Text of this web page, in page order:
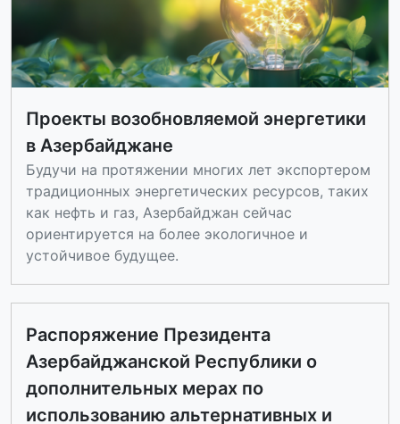
Проекты возобновляемой энергетики
в Азербайджане
Будучи на протяжении многих лет экспортером
традиционных энергетических ресурсов, таких
как нефть и газ, Азербайджан сейчас
ориентируется на более экологичное и
устойчивое будущее.
Распоряжение Президента
Азербайджанской Республики o
дополнительных мерах по
использованию альтернативных и